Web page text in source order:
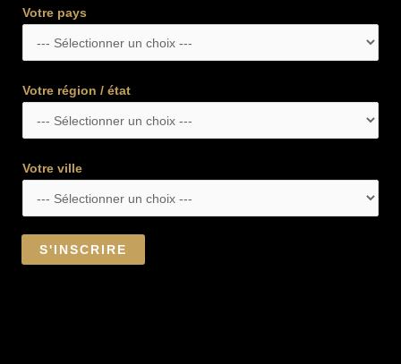
Votre pays
Votre région / état
Votre ville
S'INSCRIRE